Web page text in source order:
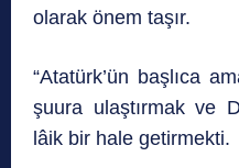
olarak önem taşır.
“Atatürk’ün başlıca
şuura ulaştırmak ve
lâik bir hale getirmekti.